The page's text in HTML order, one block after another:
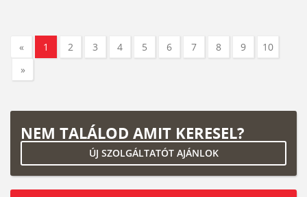
« 1 2 3 4 5 6 7 8 9
10
»
NEM TALÁLOD AMIT KERESEL?
ÚJ SZOLGÁLTATÓT AJÁNLOK